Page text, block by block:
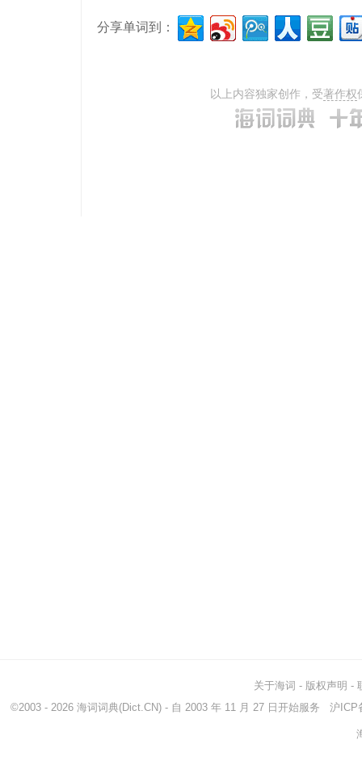
分享单词到：
以上内容独家创作，受著作权
关于海词 - 版权声明 -
©2003 - 2026 海词词典(Dict.CN) - 自 2003 年 11 月 27 日开始服务 沪ICP